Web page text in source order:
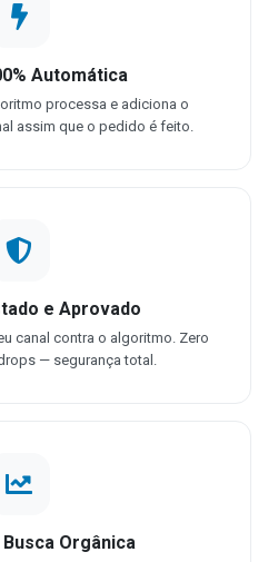
Automática
processa e adiciona o
assim que o pedido é feito.
e Aprovado
canal contra o algoritmo. Zero
— segurança total.
Orgânica